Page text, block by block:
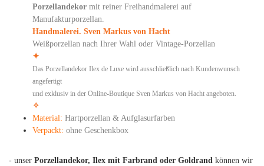
Porzellandekor mit reiner Freihandmalerei auf
Manufakturporzellan.
Handmalerei. Sven Markus von Hacht
Weißporzellan nach Ihrer Wahl oder Vintage-Porzellan
✦
Das Porzellandekor Ilex de Luxe wird ausschließlich nach Kundenwunsch
angefertigt
und exklusiv in der Online-Boutique Sven Markus von Hacht angeboten.
✧
Material: Hartporzellan & Aufglasurfarben
Verpackt: ohne Geschenkbox
- unser Porzellandekor, Ilex mit Farbrand oder Goldrand können wir